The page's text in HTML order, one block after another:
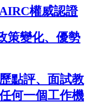
權威認證
策變化、優勢
點評、面試教
何一個工作機